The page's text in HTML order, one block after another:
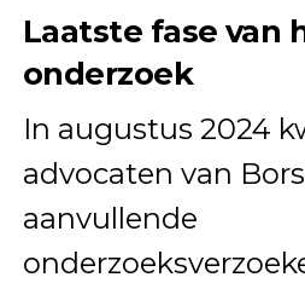
Laatste fase van
onderzoek
In augustus 2024
advocaten van
aanvullende